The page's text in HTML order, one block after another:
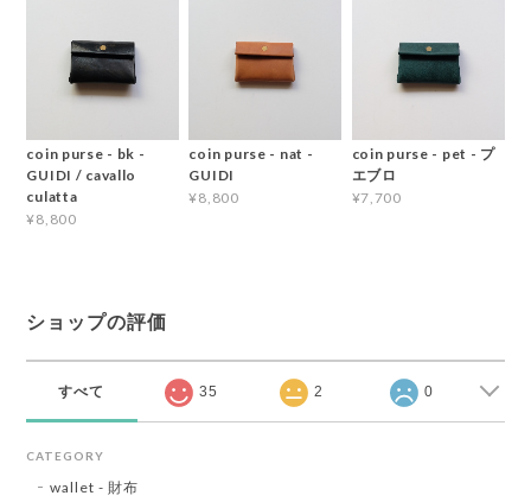
coin purse - bk -
GUIDI / cavallo
culatta
¥8,800
coin purse - nat -
GUIDI
¥8,800
coin purse - pet - プ
エブロ
¥7,700
ショップの評価
すべて 35 2 0
CATEGORY
wallet - 財布